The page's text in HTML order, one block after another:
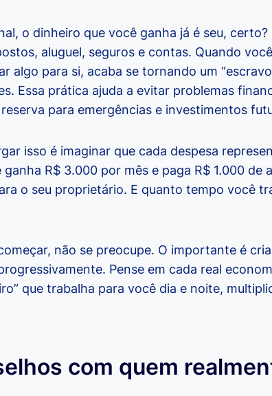
o dinheiro que você ganha já é seu, certo?
aluguel, seguros e contas. Quando
algo para si, acaba se tornando um
Essa prática ajuda a evitar problemas
para emergências e investimentos
isso é imaginar que cada despesa
R$ 3.000 por mês e paga R$ 1.000 de
o seu proprietário. E quanto tempo você
não se preocupe. O importante é
Pense em cada real
que trabalha para você dia e noite,
com quem